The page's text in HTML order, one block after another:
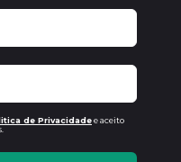
de Privacidadee aceito